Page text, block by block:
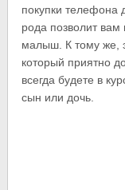
покупки телефона
рода позволит вам
малыш. К тому же,
который приятно
всегда будете в
сын или дочь.